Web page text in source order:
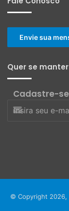
Envie sua
Quer se
Cadastre-
© Copyright 2026,